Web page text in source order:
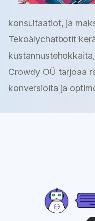
konsultaatiot, ja
Tekoälychatbotit
Crowdy OÜ tarjoaa
konversioita ja